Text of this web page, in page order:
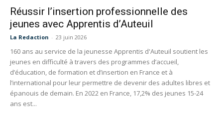
Réussir l’insertion professionnelle des
jeunes avec Apprentis d’Auteuil
La Redaction - 23 juin 2026
160 ans au service de la jeunesse Apprentis d'Auteuil soutient les
jeunes en difficulté à travers des programmes d’accueil,
d’éducation, de formation et d’insertion en France et à
l’international pour leur permettre de devenir des adultes libres et
épanouis de demain. En 2022 en France, 17,2% des jeunes 15-24
ans est...